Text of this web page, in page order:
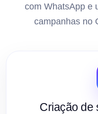
com WhatsApp e
campanhas no
Criação de